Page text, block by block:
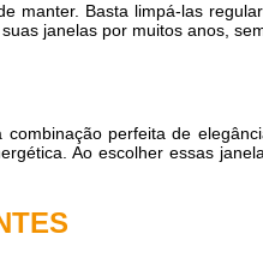
manter. Basta limpá-las
janelas por muitos anos,
perfeita de
Ao escolher essas